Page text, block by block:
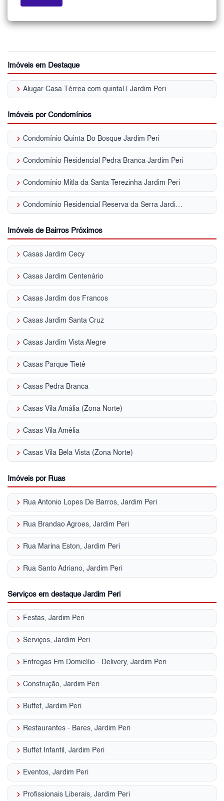
Imóveis em Destaque
keyboard_arrow_right Alugar Casa Térrea com quintal | Jardim Peri
Imóveis por Condomínios
keyboard_arrow_right Condomínio Quinta Do Bosque Jardim Peri
keyboard_arrow_right Condomínio Residencial Pedra Branca Jardim Peri
keyboard_arrow_right Condomínio Mitla da Santa Terezinha Jardim Peri
keyboard_arrow_right Condomínio Residencial Reserva da Serra Jardim Peri
Imóveis de Bairros Próximos
keyboard_arrow_right Casas Jardim Cecy
keyboard_arrow_right Casas Jardim Centenário
keyboard_arrow_right Casas Jardim dos Francos
keyboard_arrow_right Casas Jardim Santa Cruz
keyboard_arrow_right Casas Jardim Vista Alegre
keyboard_arrow_right Casas Parque Tietê
keyboard_arrow_right Casas Pedra Branca
keyboard_arrow_right Casas Vila Amália (Zona Norte)
keyboard_arrow_right Casas Vila Amélia
keyboard_arrow_right Casas Vila Bela Vista (Zona Norte)
Imóveis por Ruas
keyboard_arrow_right Rua Antonio Lopes De Barros, Jardim Peri
keyboard_arrow_right Rua Brandao Agroes, Jardim Peri
keyboard_arrow_right Rua Marina Eston, Jardim Peri
keyboard_arrow_right Rua Santo Adriano, Jardim Peri
Serviços em destaque Jardim Peri
keyboard_arrow_right Festas, Jardim Peri
keyboard_arrow_right Serviços, Jardim Peri
keyboard_arrow_right Entregas Em Domicílio - Delivery, Jardim Peri
keyboard_arrow_right Construção, Jardim Peri
keyboard_arrow_right Buffet, Jardim Peri
keyboard_arrow_right Restaurantes - Bares, Jardim Peri
keyboard_arrow_right Buffet Infantil, Jardim Peri
keyboard_arrow_right Eventos, Jardim Peri
keyboard_arrow_right Profissionais Liberais, Jardim Peri